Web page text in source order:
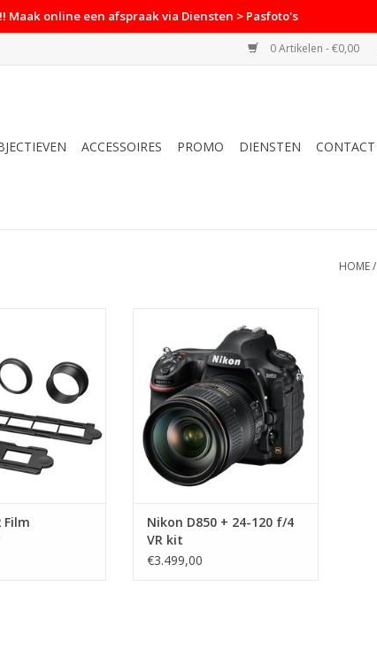
Maak online een afspraak via Diensten > Pasfoto's
0 Artikelen - €0,00
ACCESSOIRES PROMO DIENSTEN CONTACT
HOME/
WINKELWAGEN
Film
TOEVOEGEN AAN WINKELWAGEN
Nikon D850 + 24-120 f/4
VR kit
€3.499,00